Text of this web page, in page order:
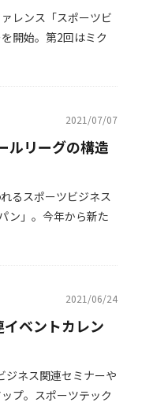
レンス「スポーツビ
開始。第2回はミク
2021/07/07
ルリーグの構造
るスポーツビジネス
ン」。今年から新た
2021/06/24
ベントカレン
ジネス関連セミナーや
プ。スポーツテック